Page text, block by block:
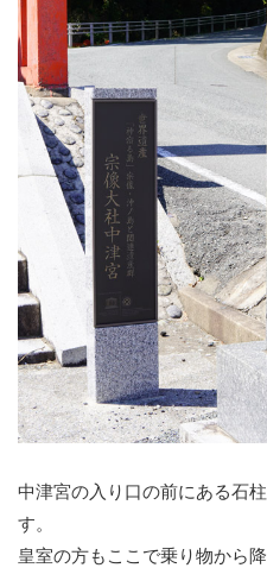
中津宮の入り口の前にある石
す。
皇室の方もここで乗り物から